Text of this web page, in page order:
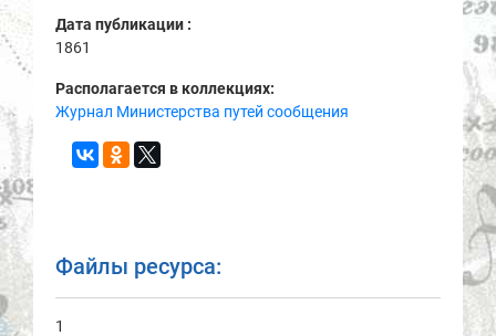
Дата публикации :
1861
Располагается в коллекциях:
Журнал Министерства путей сообщения
Файлы ресурса:
1